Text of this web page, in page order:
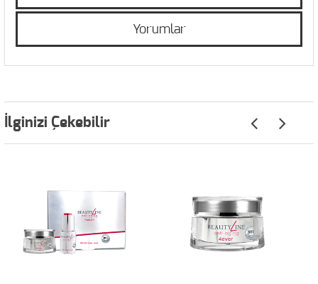
Yorumlar
İlginizi Çekebilir